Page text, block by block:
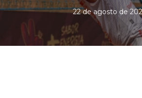
22 de agosto de